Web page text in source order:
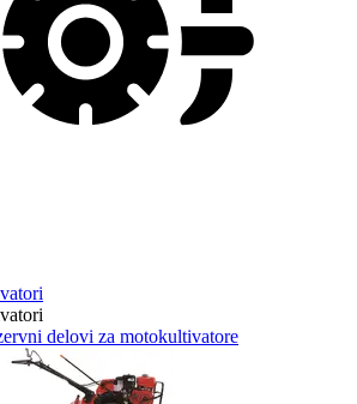
delovi za motokultivatore